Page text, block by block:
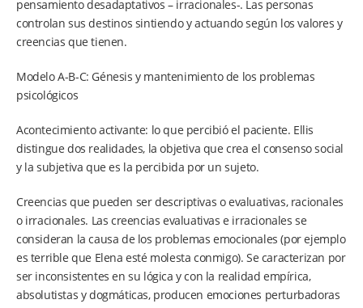
pensamiento desadaptativos – irracionales-. Las personas
controlan sus destinos sintiendo y actuando según los valores y
creencias que tienen.
Modelo A-B-C: Génesis y mantenimiento de los problemas
psicológicos
Acontecimiento activante: lo que percibió el paciente. Ellis
distingue dos realidades, la objetiva que crea el consenso social
y la subjetiva que es la percibida por un sujeto.
Creencias que pueden ser descriptivas o evaluativas, racionales
o irracionales. Las creencias evaluativas e irracionales se
consideran la causa de los problemas emocionales (por ejemplo
es terrible que Elena esté molesta conmigo). Se caracterizan por
ser inconsistentes en su lógica y con la realidad empírica,
absolutistas y dogmáticas, producen emociones perturbadoras